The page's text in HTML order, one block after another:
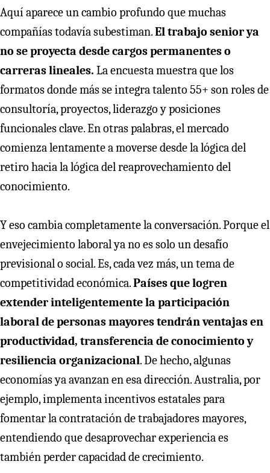
Aquí aparece un cambio profundo que muchas
compañías todavía subestiman.El trabajo senior ya
no se proyecta desde cargos permanentes o
carreras lineales. La encuesta muestra que los
formatos donde más se integra talento 55+ son roles de
consultoría, proyectos, liderazgo y posiciones
funcionales clave. En otras palabras, el mercado
comienza lentamente a moverse desde la lógica del
retiro hacia la lógica del reaprovechamiento del
conocimiento.
Y eso cambia completamente la conversación. Porque el
envejecimiento laboral ya no es solo un desafío
previsional o social. Es, cada vez más, un tema de
competitividad económica.Países que logren
extender inteligentemente la participación
laboral de personas mayores tendrán ventajas en
productividad, transferencia de conocimiento y
resiliencia organizacional. De hecho, algunas
economías ya avanzan en esa dirección. Australia, por
ejemplo, implementa incentivos estatales para
fomentar la contratación de trabajadores mayores,
entendiendo que desaprovechar experiencia es
también perder capacidad de crecimiento.